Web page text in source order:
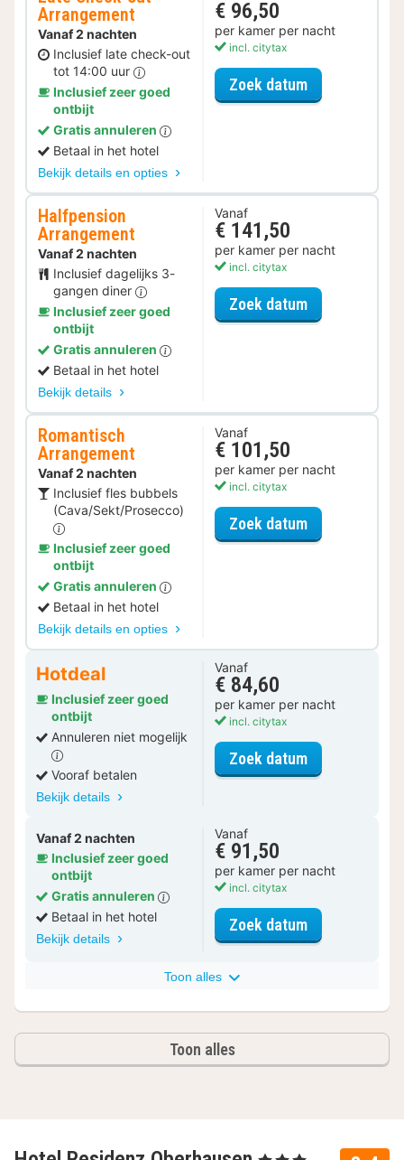
Arrangement
Vanaf 2 nachten
Inclusief late check-out
tot 14:00 uur
Inclusief zeer goed
ontbijt
Gratis annuleren
Betaal in het hotel
Bekijk details en opties
€ 96,50
per kamer per nacht
incl. citytax
Zoek datumvoor Late
Halfpension
Arrangement
Vanaf 2 nachten
Inclusief dagelijks 3-
gangen diner
Inclusief zeer goed
ontbijt
Gratis annuleren
Betaal in het hotel
Bekijk details
Vanaf
€ 141,50
per kamer per nacht
incl. citytax
Zoek datumvoor
Romantisch
Arrangement
Vanaf 2 nachten
Inclusief fles bubbels
(Cava/Sekt/Prosecco)
Inclusief zeer goed
ontbijt
Gratis annuleren
Betaal in het hotel
Bekijk details en opties
Vanaf
€ 101,50
per kamer per nacht
incl. citytax
Zoek datumvoor
Hotdeal
Inclusief zeer goed
ontbijt
Annuleren niet mogelijk
Vooraf betalen
Bekijk details
Vanaf
€ 84,60
per kamer per nacht
incl. citytax
Zoek datumvoor
Vanaf 2 nachten
Inclusief zeer goed
ontbijt
Gratis annuleren
Betaal in het hotel
Bekijk details
Vanaf
€ 91,50
per kamer per nacht
incl. citytax
Zoek datumvoor
Toon alles
Toon alles
, 3 Sterren